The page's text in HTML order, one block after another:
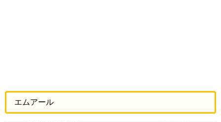
エムアール